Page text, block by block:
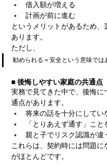
借入額が増える
計画が前に進む
というメリットがあるため
あります。
ただし、
勧められる＝安全という意味では
■ 後悔しやすい家庭の共通点
実務で見てきた中で、後悔
通点があります。
将来の話を十分にしてい
「とりあえず通す」こと
親と子でリスク認識が違
これらは、契約時には問題
がほとんどです。